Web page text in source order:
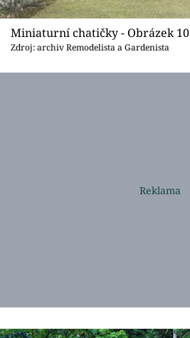
Miniaturní chatičky - Obrázek 10
Zdroj: archiv Remodelista a Gardenista